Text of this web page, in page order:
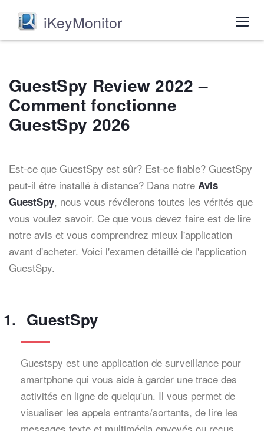
iKeyMonitor
GuestSpy Review 2022 –
Comment fonctionne
GuestSpy 2026
Est-ce que GuestSpy est sûr? Est-ce fiable? GuestSpy
peut-il être installé à distance? Dans notre Avis
GuestSpy, nous vous révélerons toutes les vérités que
vous voulez savoir. Ce que vous devez faire est de lire
notre avis et vous comprendrez mieux l'application
avant d'acheter. Voici l'examen détaillé de l'application
GuestSpy.
GuestSpy
Guestspy est une application de surveillance pour
smartphone qui vous aide à garder une trace des
activités en ligne de quelqu'un. Il vous permet de
visualiser les appels entrants/sortants, de lire les